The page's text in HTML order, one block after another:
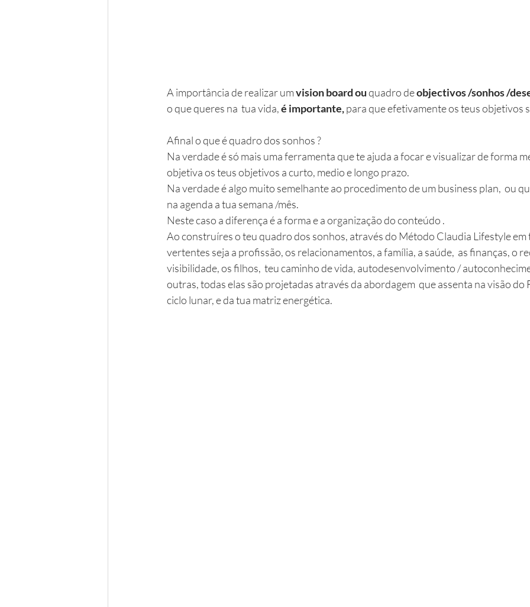
A importância de realizar um vision board ou quadro de objectivos /sonhos /
o que queres na  tua vida, é importante, para que efetivamente os teus objetivos
Afinal o que é quadro dos sonhos ?
Na verdade é só mais uma ferramenta que te ajuda a focar e visualizar de forma
objetiva os teus objetivos a curto, medio e longo prazo.
Na verdade é algo muito semelhante ao procedimento de um business plan,  ou
na agenda a tua semana /mês.
Neste caso a diferença é a forma e a organização do conteúdo .
Ao construíres o teu quadro dos sonhos, através do Método Claudia Lifestyle em
vertentes seja a profissão, os relacionamentos, a família, a saúde,  as finanças, o
visibilidade, os filhos,  teu caminho de vida, autodesenvolvimento /
outras, todas elas são projetadas através da abordagem  que assenta na visão do
ciclo lunar, e da tua matriz energética.